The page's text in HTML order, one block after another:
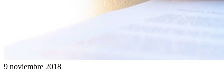
9 noviembre 2018